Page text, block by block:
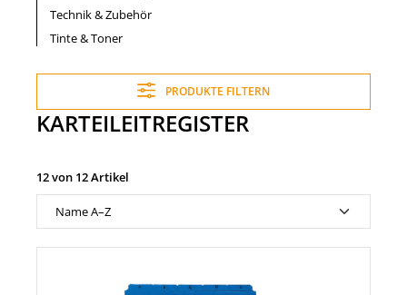
Technik & Zubehör
Tinte & Toner
PRODUKTE FILTERN
KARTEILEITREGISTER
12 von 12 Artikel